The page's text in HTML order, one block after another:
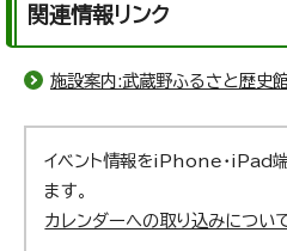
関連情報リンク
施設案内:武蔵野ふるさと歴史
イベント情報をiPhone・iPad
ます。
カレンダーへの取り込みについ